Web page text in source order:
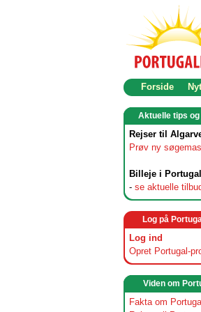
Forside
Aktuelle tips
Rejser til
Prøv ny
Billeje i Portugal
- se aktuelle
Log på
Log ind
Opret Portugal-
Viden om
Fakta om